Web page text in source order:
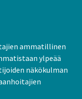
ammatillinen
ylpeää
näkökulman